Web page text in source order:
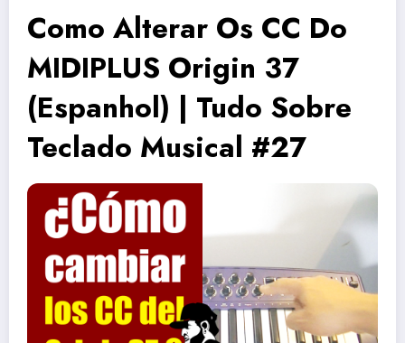
Como Alterar Os CC Do
MIDIPLUS Origin 37
(Espanhol) | Tudo Sobre
Teclado Musical #27